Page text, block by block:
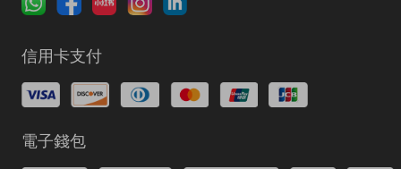
信用卡支付
電子錢包